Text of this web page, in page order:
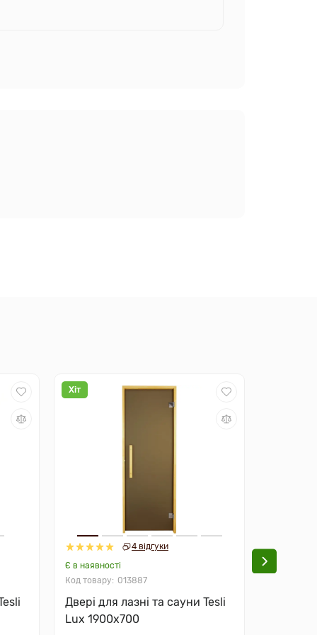
Хіт
4 відгуки
Є в наявності
013887
Двері для лазні та сауни Tesli
Lux 1900х700